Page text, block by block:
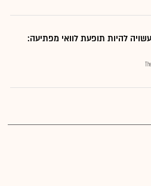
להיות תופעת לוואי מפתיעה: